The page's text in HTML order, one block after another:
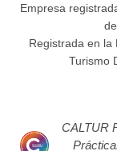
Empresa
Registrada en la
Turismo
CALTUR